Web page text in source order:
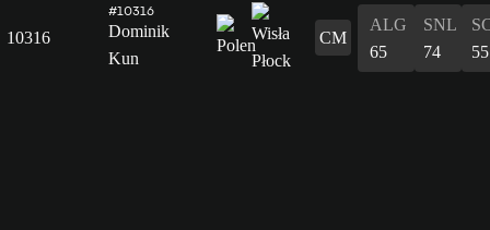
10316
#10316
Dominik
Kun
CM
ALG
65
SNL
74
55